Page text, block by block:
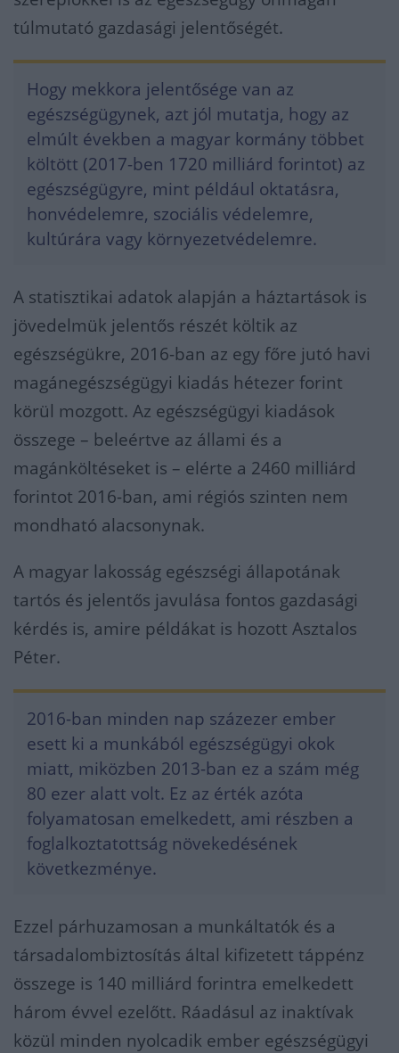
túlmutató gazdasági jelentőségét.
Hogy mekkora jelentősége van az
egészségügynek, azt jól mutatja, hogy az
elmúlt években a magyar kormány többet
költött (2017-ben 1720 milliárd forintot) az
egészségügyre, mint például oktatásra,
honvédelemre, szociális védelemre,
kultúrára vagy környezetvédelemre.
A statisztikai adatok alapján a háztartások is
jövedelmük jelentős részét költik az
egészségükre, 2016-ban az egy főre jutó havi
magánegészségügyi kiadás hétezer forint
körül mozgott. Az egészségügyi kiadások
összege – beleértve az állami és a
magánköltéseket is – elérte a 2460 milliárd
forintot 2016-ban, ami régiós szinten nem
mondható alacsonynak.
A magyar lakosság egészségi állapotának
tartós és jelentős javulása fontos gazdasági
kérdés is, amire példákat is hozott Asztalos
Péter.
2016-ban minden nap százezer ember
esett ki a munkából egészségügyi okok
miatt, miközben 2013-ban ez a szám még
80 ezer alatt volt. Ez az érték azóta
folyamatosan emelkedett, ami részben a
foglalkoztatottság növekedésének
következménye.
Ezzel párhuzamosan a munkáltatók és a
társadalombiztosítás által kifizetett táppénz
összege is 140 milliárd forintra emelkedett
három évvel ezelőtt. Ráadásul az inaktívak
közül minden nyolcadik ember egészségügyi